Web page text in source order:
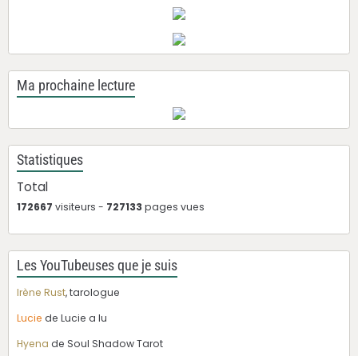
Ma prochaine lecture
Statistiques
Total
172667 visiteurs - 727133 pages vues
Les YouTubeuses que je suis
Irène Rust, tarologue
Lucie de Lucie a lu
Hyena de Soul Shadow Tarot